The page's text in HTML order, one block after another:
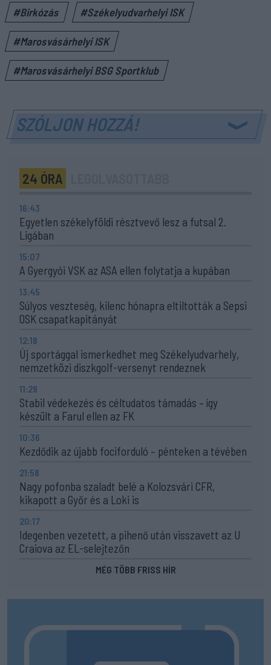
#Birkózás #Székelyudvarhelyi ISK
#Marosvásárhelyi ISK
#Marosvásárhelyi BSG Sportklub
SZÓLJON HOZZÁ!
24 ÓRA
16:43
Egyetlen székelyföldi résztvevő lesz a futsal 2.
Ligában
15:07
A Gyergyói VSK az ASA ellen folytatja a kupában
13:45
Súlyos veszteség, kilenc hónapra eltiltották a Sepsi
OSK csapatkapitányát
12:18
Új sportággal ismerkedhet meg Székelyudvarhely,
nemzetközi diszkgolf-versenyt rendeznek
11:29
Stabil védekezés és céltudatos támadás – így
készült a Farul ellen az FK
10:36
Kezdődik az újabb fociforduló – pénteken a tévében
21:58
Nagy pofonba szaladt belé a Kolozsvári CFR,
kikapott a Győr és a Loki is
20:17
Idegenben vezetett, a pihenő után visszavett az U
Craiova az EL-selejtezőn
MÉG TÖBB FRISS HÍR